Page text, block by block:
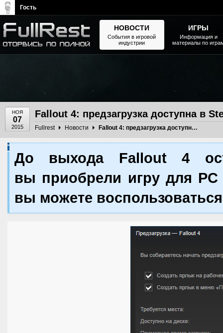
НОЯ
07
2015
Fallout 4: предзагрузка доступна в
Fullrest Новости Fallout 4: предзагрузка доступна в Steam
До выхода Fallout 4
вы приобрели игру для PC
вы можете
НОВОСТИ
События в игровой
индустрии
ИГРЫ
Информация и
материалы по
Гость